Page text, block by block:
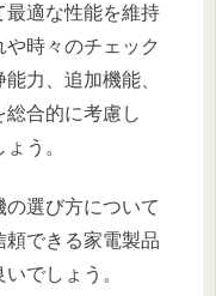
最適な性能を維持
時々のチェック
力、追加機能、
合的に考慮し
う。
選び方について
頼できる家電製品
でしょう。